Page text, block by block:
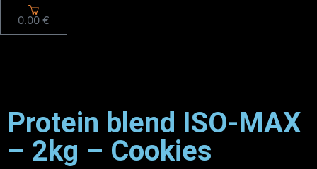
0.00 €
Protein blend ISO-MAX
– 2kg – Cookies